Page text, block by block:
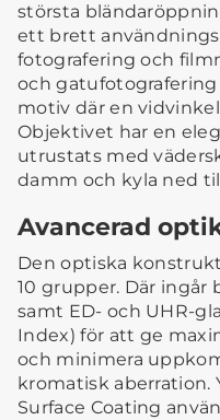
största
ett brett
fotografering och
och gatufotografering
motiv där en
Objektivet har en
utrustats med
damm och kyla ned
Avancerad
Den optiska
10 grupper. Där ingår
samt ED- och UHR-
Index) för att ge
och minimera
kromatisk
Surface Coating